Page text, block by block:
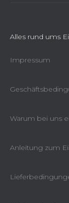
Alles rund ums
Impressum
Warum bei uns
Anleitung zum